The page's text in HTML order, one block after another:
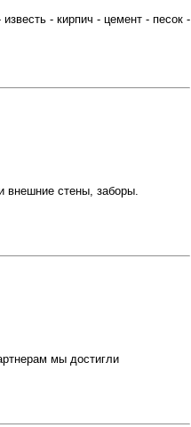
- кирпич - цемент - песок -
внешние стены, заборы.
мы достигли